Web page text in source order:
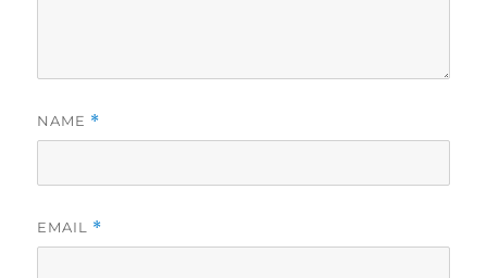
NAME *
EMAIL *